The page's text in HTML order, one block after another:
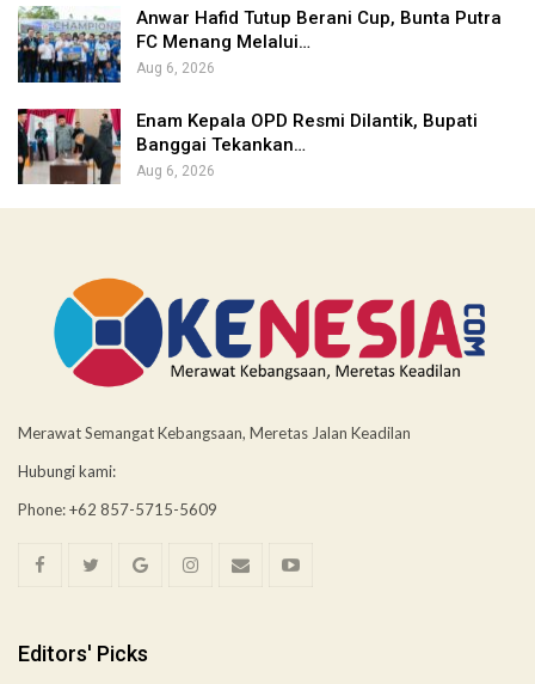
Anwar Hafid Tutup Berani Cup, Bunta Putra
FC Menang Melalui…
Aug 6, 2026
Enam Kepala OPD Resmi Dilantik, Bupati
Banggai Tekankan…
Aug 6, 2026
Merawat Semangat Kebangsaan, Meretas Jalan Keadilan
Hubungi kami:
Phone: +62 857-5715-5609
Editors' Picks